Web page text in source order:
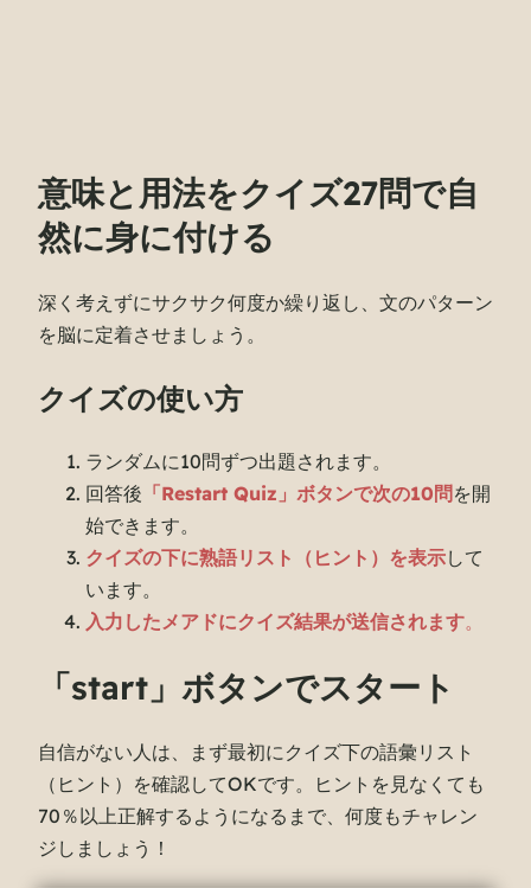
意味と用法をクイズ27問で自
然に身に付ける
深く考えずにサクサク何度か繰り返し、文のパターン
を脳に定着させましょう。
クイズの使い方
ランダムに10問ずつ出題されます。
回答後 「Restart Quiz」ボタンで次の10問を開
始できます。
クイズの下に熟語リスト（ヒント）を表示して
います。
入力したメアドにクイズ結果が送信されます。
「start」ボタンでスタート
自信がない人は、まず最初にクイズ下の語彙リスト
（ヒント）を確認してOKです。ヒントを見なくても
70％以上正解するようになるまで、何度もチャレン
ジしましょう！